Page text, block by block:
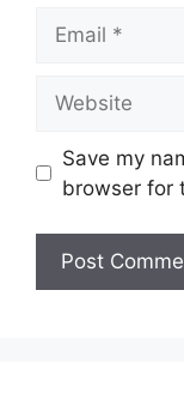
Save my
browser for